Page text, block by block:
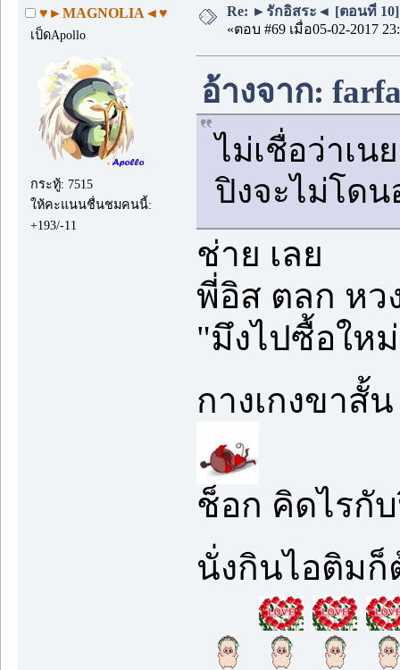
♥►MAGNOLIA◄♥
เป็ดApollo
กระทู้: 7515
ให้คะแนนชื่นชมคนนี้:
+193/-11
Re: ►รักอิสระ◄ [ตอนที่ 10]
«ตอบ #69 เมื่อ05-02-2017
อ้างจาก:
ไม่เชื่อว่าเน
ปิงจะไม่โด
ช่าย เลย
พี่อิส ตลก หว
"มึงไปซื้อให
กางเกงขาสั้
ช็อก คิดไรกั
นั่งกินไอติมก็